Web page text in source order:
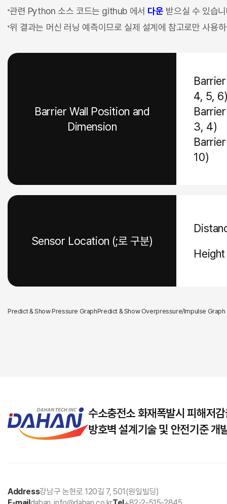
관련 Python 소스 코드는 github 에서 다운 받으실 수 있습
위 결과는 머신 러닝 예측이므로 실제 설계에 참고로만 사용
Barrier Wall Position and
Dimension
4, 5,
3, 4)
10)
Sensor Location (;로 구분)
Predict & Show Pressure GraphPredict & Show Overpressure/Impulse Graph
수소충전소 화재폭발시 피해저
방호벽 설계기술 및 안전기준
Address강남구 논현로 120길 7, 501(원일빌딩)